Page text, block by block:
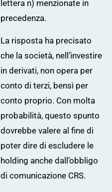
lettera n) menzionate in
precedenza.
La risposta ha precisato
che la società, nell’investire
in derivati, non opera per
conto di terzi, bensì per
conto proprio. Con molta
probabilità, questo spunto
dovrebbe valere al fine di
poter dire di escludere le
holding anche dall’obbligo
di comunicazione CRS.